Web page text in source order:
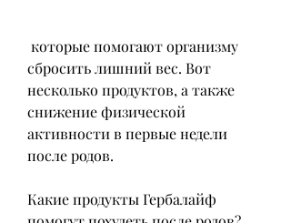
сбросить лишний вес. Вот
несколько продуктов, а также
снижение физической
активности в первые недели
после родов.
Какие продукты Гербалайф